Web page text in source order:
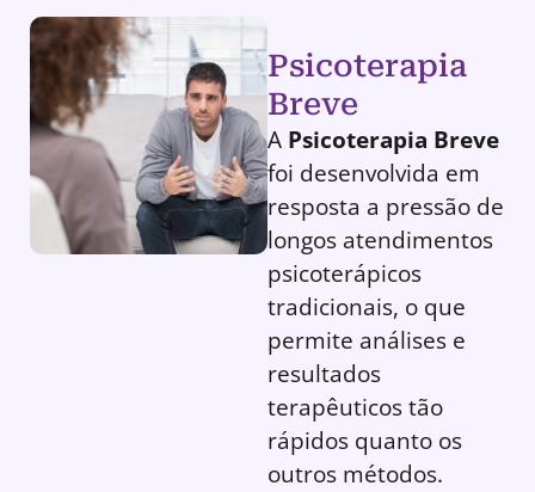
Psicoterapia
Breve
A Psicoterapia Breve
foi desenvolvida em
resposta a pressão de
longos atendimentos
psicoterápicos
tradicionais, o que
permite análises e
resultados
terapêuticos tão
rápidos quanto os
outros métodos.